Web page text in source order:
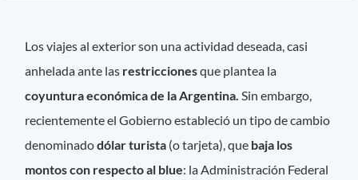
Los viajes al exterior son una actividad deseada, casi
anhelada ante las restriccionesque plantea la
coyuntura económica de la Argentina. Sin embargo,
recientemente el Gobierno estableció un tipo de cambio
denominadodólar turista (o tarjeta), que baja los
montos con respecto al blue: la Administración Federal